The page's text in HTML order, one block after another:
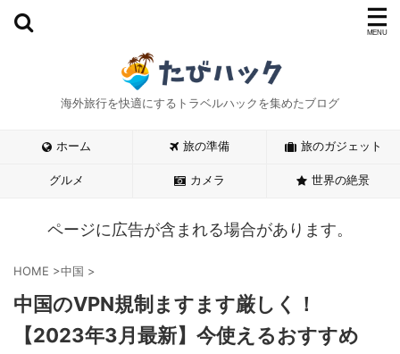
海外旅行を快適にするトラベルハックを集めたブログ
ホーム 旅の準備 旅のガジェット
グルメ カメラ 世界の絶景
ページに広告が含まれる場合があります。
HOME >中国 >
中国のVPN規制ますます厳しく！
【2023年3月最新】今使えるおすすめ